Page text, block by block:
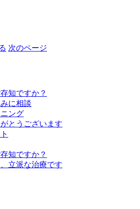
次のページ
知ですか？
に相談
ング
とうございます
知ですか？
立派な治療です